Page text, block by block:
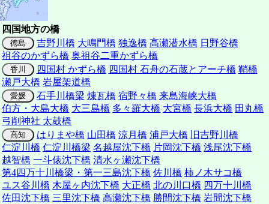
四国地方の橋
徳島 吉野川橋 大鳴門橋 独逸橋 高瀬潜水橋 日野谷橋
祖谷のかずら橋 奥祖谷二重かずら橋
香川 四国村 かずら橋 四国村 石舟の石蔵とアーチ橋 鞘橋
瀬戸大橋 岩屋架道橋
愛媛 石手川橋梁 煉瓦橋 宿野々橋 来島海峡大橋
伯方・大島大橋 大三島橋 多々羅大橋 大宮橋 長浜大橋 田丸橋
弓削神社 太鼓橋
高知 はりまや橋 山田橋 涼月橋 浦戸大橋
旧吉野川橋
仁淀川橋 仁淀川橋梁 名越屋沈下橋 片岡沈下橋 浅尾沈下橋
越智橋 一斗俵沈下橋 清水ヶ瀬沈下橋
第4四万十川橋梁・第一三島沈下橋 佐川橋 柿ノ木サコ橋
ユス谷川橋 木屋ヶ内沈下橋 大正橋 北の川口橋 四万十川橋
佐田沈下橋 三里沈下橋 高瀬沈下橋 勝間沈下橋 岩間沈下橋